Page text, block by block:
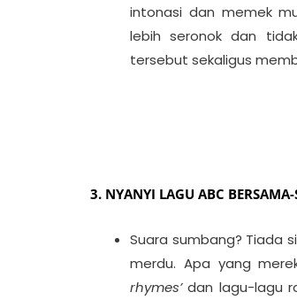
intonasi dan memek
lebih seronok dan
tersebut sekaligus
3. NYANYI LAGU ABC
Suara sumbang? Tiada
merdu. Apa yang
rhymes’dan lagu-lagu